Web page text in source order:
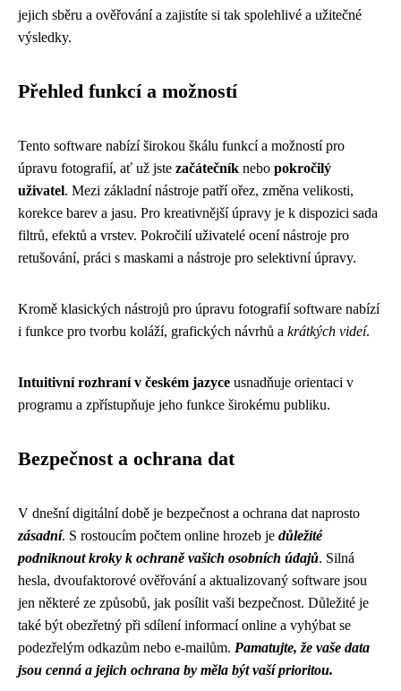
jejich sběru a ověřování a zajistíte si tak spolehlivé a užitečné
výsledky.
Přehled funkcí a možností
Tento software nabízí širokou škálu funkcí a možností pro
úpravu fotografií, ať už jste začátečník nebo pokročilý
uživatel. Mezi základní nástroje patří ořez, změna velikosti,
korekce barev a jasu. Pro kreativnější úpravy je k dispozici sada
filtrů, efektů a vrstev. Pokročilí uživatelé ocení nástroje pro
retušování, práci s maskami a nástroje pro selektivní úpravy.
Kromě klasických nástrojů pro úpravu fotografií software nabízí
i funkce pro tvorbu koláží, grafických návrhů a krátkých videí.
Intuitivní rozhraní v českém jazyce usnadňuje orientaci v
programu a zpřístupňuje jeho funkce širokému publiku.
Bezpečnost a ochrana dat
V dnešní digitální době je bezpečnost a ochrana dat naprosto
zásadní. S rostoucím počtem online hrozeb je důležité
podniknout kroky k ochraně vašich osobních údajů. Silná
hesla, dvoufaktorové ověřování a aktualizovaný software jsou
jen některé ze způsobů, jak posílit vaši bezpečnost. Důležité je
také být obezřetný při sdílení informací online a vyhýbat se
podezřelým odkazům nebo e-mailům. Pamatujte, že vaše data
jsou cenná a jejich ochrana by měla být vaší prioritou.